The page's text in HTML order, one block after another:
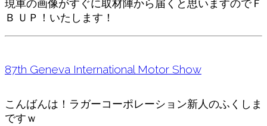
現車の画像がすぐに取材陣から届くと思いますのでＦ
Ｂ ＵＰ！いたします！
87th Geneva International Motor Show
こんばんは！ラガーコーポレーション新人のふくしま
ですｗ